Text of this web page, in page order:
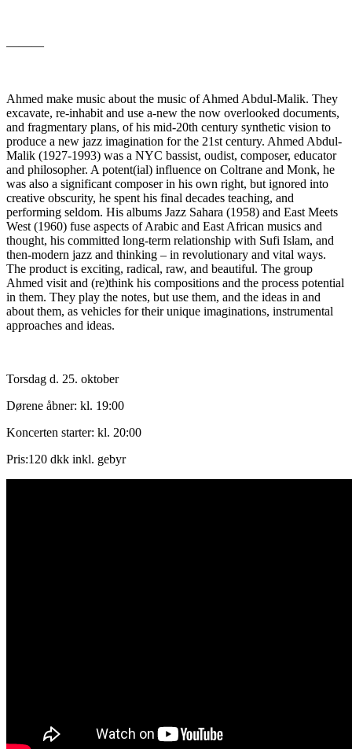
———
Ahmed make music about the music of Ahmed Abdul-Malik. They
excavate, re-inhabit and use a-new the now overlooked documents,
and fragmentary plans, of his mid-20th century synthetic vision to
produce a new jazz imagination for the 21st century. Ahmed Abdul-
Malik (1927-1993) was a NYC bassist, oudist, composer, educator
and philosopher. A potent(ial) influence on Coltrane and Monk, he
was also a significant composer in his own right, but ignored into
creative obscurity, he spent his final decades teaching, and
performing seldom. His albums Jazz Sahara (1958) and East Meets
West (1960) fuse aspects of Arabic and East African musics and
thought, his committed long-term relationship with Sufi Islam, and
then-modern jazz and thinking – in revolutionary and vital ways.
The product is exciting, radical, raw, and beautiful. The group
Ahmed visit and (re)think his compositions and the process potential
in them. They play the notes, but use them, and the ideas in and
about them, as vehicles for their unique imaginations, instrumental
approaches and ideas.
Torsdag d. 25. oktober
Dørene åbner: kl. 19:00
Koncerten starter: kl. 20:00
Pris:120 dkk inkl. gebyr